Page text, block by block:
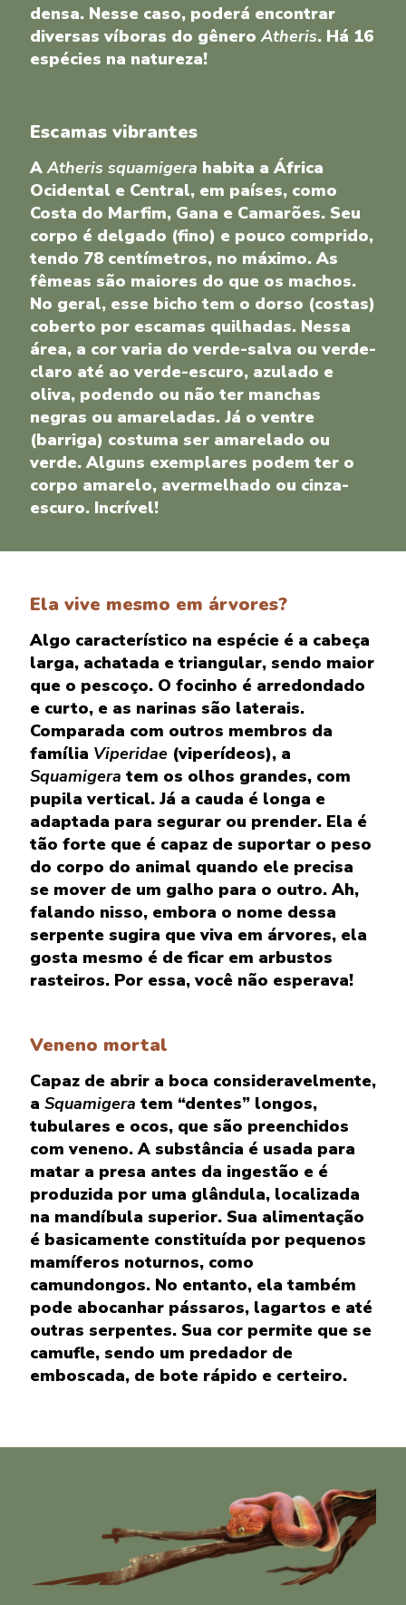
densa. Nesse caso, poderá encontrar
diversas víboras do gêneroAtheris. Há 16
espécies na natureza!
Escamas vibrantes
AAtheris squamigera habita a África
Ocidental e Central, em países, como
Costa do Marfim, Gana e Camarões. Seu
corpo é delgado (fino) e pouco comprido,
tendo 78 centímetros, no máximo. As
fêmeas são maiores do que os machos.
No geral, esse bicho tem o dorso (costas)
coberto por escamas quilhadas. Nessa
área, a cor varia do verde-salva ou verde-
claro até ao verde-escuro, azulado e
oliva, podendo ou não ter manchas
negras ou amareladas. Já o ventre
(barriga) costuma ser amarelado ou
verde. Alguns exemplares podem ter o
corpo amarelo, avermelhado ou cinza-
escuro. Incrível!
Ela vive mesmo em árvores?
Algo característico na espécie é a cabeça
larga, achatada e triangular, sendo maior
que o pescoço. O focinho é arredondado
e curto, e as narinas são laterais.
Comparada com outros membros da
família Viperidae (viperídeos), a
Squamigera tem os olhos grandes, com
pupila vertical. Já a cauda é longa e
adaptada para segurar ou prender. Ela é
tão forte que é capaz de suportar o peso
do corpo do animal quando ele precisa
se mover de um galho para o outro. Ah,
falando nisso, embora o nome dessa
serpente sugira que viva em árvores, ela
gosta mesmo é de ficar em arbustos
rasteiros. Por essa, você não esperava!
Veneno mortal
Capaz de abrir a boca consideravelmente,
a Squamigera tem “dentes” longos,
tubulares e ocos, que são preenchidos
com veneno. A substância é usada para
matar a presa antes da ingestão e é
produzida por uma glândula, localizada
na mandíbula superior. Sua alimentação
é basicamente constituída por pequenos
mamíferos noturnos, como
camundongos. No entanto, ela também
pode abocanhar pássaros, lagartos e até
outras serpentes. Sua cor permite que se
camufle, sendo um predador de
emboscada, de bote rápido e certeiro.